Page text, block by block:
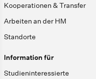
Kooperationen & Transfer
Arbeiten an der HM
Standorte
Information für
Studieninteressierte